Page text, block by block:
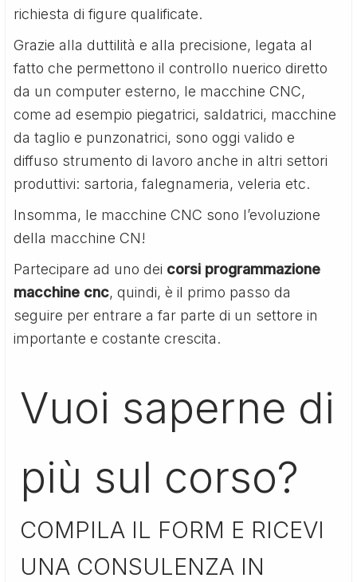
richiesta di figure qualificate.
Grazie alla duttilità e alla precisione, legata al
fatto che permettono il controllo nuerico diretto
da un computer esterno, le macchine CNC,
come ad esempio piegatrici, saldatrici, macchine
da taglio e punzonatrici, sono oggi valido e
diffuso strumento di lavoro anche in altri settori
produttivi: sartoria, falegnameria, veleria etc.
Insomma, le macchine CNC sono l’evoluzione
della macchine CN!
Partecipare ad uno dei corsi programmazione
macchine cnc, quindi, è il primo passo da
seguire per entrare a far parte di un settore in
importante e costante crescita.
Vuoi saperne di
più sul corso?
COMPILA IL FORM E RICEVI
UNA CONSULENZA IN